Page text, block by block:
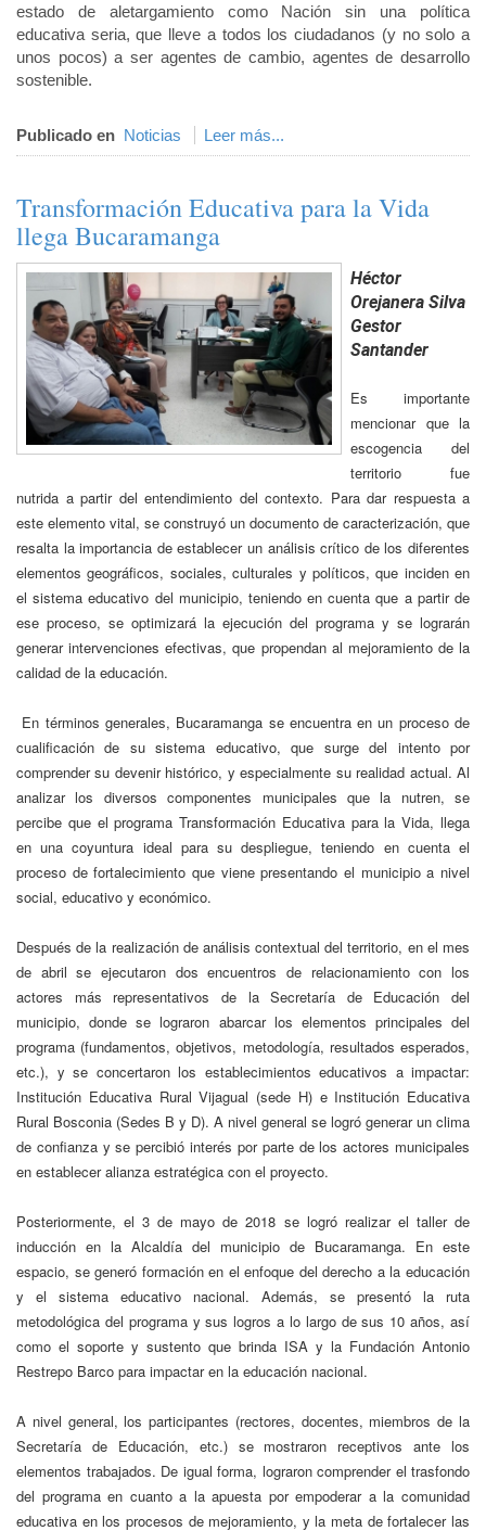
estado de aletargamiento como Nación sin una política
educativa seria, que lleve a todos los ciudadanos (y no solo a
unos pocos) a ser agentes de cambio, agentes de desarrollo
sostenible.
Publicado en Noticias Leer más...
Transformación Educativa para la Vida
llega Bucaramanga
Héctor
Orejanera Silva
Gestor
Santander
Es importante
mencionar que la
escogencia del
territorio fue
nutrida a partir del entendimiento del contexto. Para dar respuesta a
este elemento vital, se construyó un documento de caracterización, que
resalta la importancia de establecer un análisis crítico de los diferentes
elementos geográficos, sociales, culturales y políticos, que inciden en
el sistema educativo del municipio, teniendo en cuenta que a partir de
ese proceso, se optimizará la ejecución del programa y se lograrán
generar intervenciones efectivas, que propendan al mejoramiento de la
calidad de la educación.
En términos generales, Bucaramanga se encuentra en un proceso de
cualificación de su sistema educativo, que surge del intento por
comprender su devenir histórico, y especialmente su realidad actual. Al
analizar los diversos componentes municipales que la nutren, se
percibe que el programa Transformación Educativa para la Vida, llega
en una coyuntura ideal para su despliegue, teniendo en cuenta el
proceso de fortalecimiento que viene presentando el municipio a nivel
social, educativo y económico.
Después de la realización de análisis contextual del territorio, en el mes
de abril se ejecutaron dos encuentros de relacionamiento con los
actores más representativos de la Secretaría de Educación del
municipio, donde se lograron abarcar los elementos principales del
programa (fundamentos, objetivos, metodología, resultados esperados,
etc.), y se concertaron los establecimientos educativos a impactar:
Institución Educativa Rural Vijagual (sede H) e Institución Educativa
Rural Bosconia (Sedes B y D). A nivel general se logró generar un clima
de confianza y se percibió interés por parte de los actores municipales
en establecer alianza estratégica con el proyecto.
Posteriormente, el 3 de mayo de 2018 se logró realizar el taller de
inducción en la Alcaldía del municipio de Bucaramanga. En este
espacio, se generó formación en el enfoque del derecho a la educación
y el sistema educativo nacional. Además, se presentó la ruta
metodológica del programa y sus logros a lo largo de sus 10 años, así
como el soporte y sustento que brinda ISA y la Fundación Antonio
Restrepo Barco para impactar en la educación nacional.
A nivel general, los participantes (rectores, docentes, miembros de la
Secretaría de Educación, etc.) se mostraron receptivos ante los
elementos trabajados. De igual forma, lograron comprender el trasfondo
del programa en cuanto a la apuesta por empoderar a la comunidad
educativa en los procesos de mejoramiento, y la meta de fortalecer las